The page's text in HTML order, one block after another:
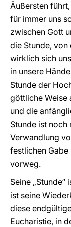
Äußersten
für immer uns
zwischen Gott
die Stunde, von
wirklich sich
in unsere
Stunde der
göttliche Weise
und die
Stunde ist noch
Verwandlung
festlichen Gabe
vorweg.
Seine
ist seine
diese
Eucharistie, in